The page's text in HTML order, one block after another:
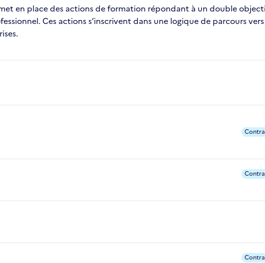
en place des actions de formation répondant à un double
Ces actions s’inscrivent dans une logique de parcours